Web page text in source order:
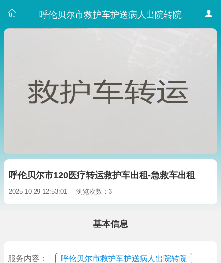
呼伦贝尔市救护车护送病人出院转院
呼伦贝尔市120医疗转运救护车出租-急救车出租
2025-10-29 12:53:01 浏览次数：3
基本信息
服务内容： 呼伦贝尔市救护车护送病人出院转院